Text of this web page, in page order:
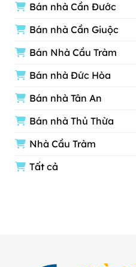
Bán nhà Cần Đước
Bán nhà Cần Giuộc
Bán Nhà Cầu Tràm
Bán nhà Đức Hòa
Bán nhà Tân An
Bán nhà Thủ Thừa
Nhà Cầu Tràm
Tất cả